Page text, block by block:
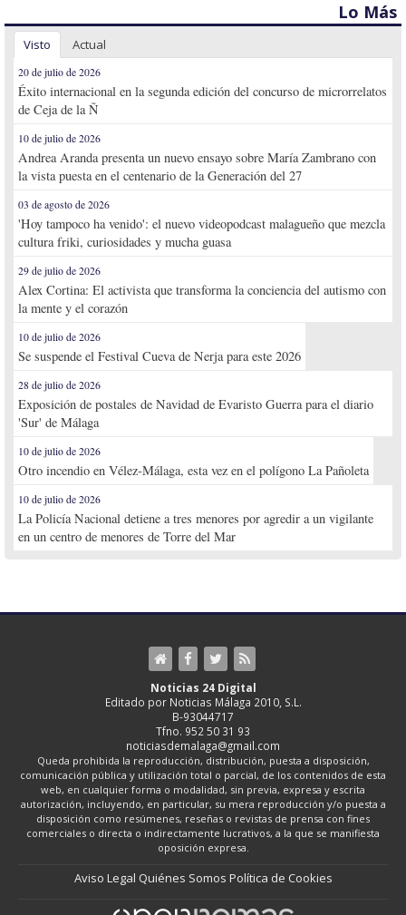
Lo Más
Visto Actual
20 de julio de 2026
Éxito internacional en la segunda edición del concurso de microrrelatos
de Ceja de la Ñ
10 de julio de 2026
Andrea Aranda presenta un nuevo ensayo sobre María Zambrano con
la vista puesta en el centenario de la Generación del 27
03 de agosto de 2026
'Hoy tampoco ha venido': el nuevo videopodcast malagueño que mezcla
cultura friki, curiosidades y mucha guasa
29 de julio de 2026
Alex Cortina: El activista que transforma la conciencia del autismo con
la mente y el corazón
10 de julio de 2026
Se suspende el Festival Cueva de Nerja para este 2026
28 de julio de 2026
Exposición de postales de Navidad de Evaristo Guerra para el diario
'Sur' de Málaga
10 de julio de 2026
Otro incendio en Vélez-Málaga, esta vez en el polígono La Pañoleta
10 de julio de 2026
La Policía Nacional detiene a tres menores por agredir a un vigilante
en un centro de menores de Torre del Mar
Noticias 24 Digital
Editado por Noticias Málaga 2010, S.L.
B-93044717
Tfno. 952 50 31 93
noticiasdemalaga@gmail.com
Queda prohibida la reproducción, distribución, puesta a disposición,
comunicación pública y utilización total o parcial, de los contenidos de esta
web, en cualquier forma o modalidad, sin previa, expresa y escrita
autorización, incluyendo, en particular, su mera reproducción y/o puesta a
disposición como resúmenes, reseñas o revistas de prensa con fines
comerciales o directa o indirectamente lucrativos, a la que se manifiesta
oposición expresa.
Aviso Legal Quiénes Somos Política de Cookies